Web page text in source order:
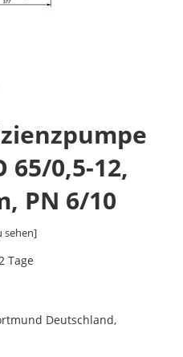
65/0,5-12,
PN 6/10
sehen]
Tage
Deutschland,